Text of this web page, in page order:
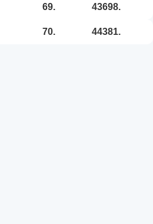
69. 43698.
70. 44381.